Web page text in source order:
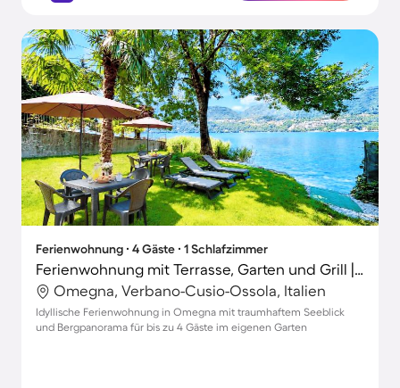
Ferienwohnung ∙ 4 Gäste ∙ 1 Schlafzimmer
Ferienwohnung mit Terrasse, Garten und Grill | Seeblick
Omegna, Verbano-Cusio-Ossola, Italien
Idyllische Ferienwohnung in Omegna mit traumhaftem Seeblick
und Bergpanorama für bis zu 4 Gäste im eigenen Garten